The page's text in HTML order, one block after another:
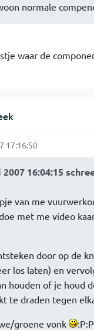
normale
waar de
17:16:50
2007 16:04:15
van me
met me video
door op de
los laten) en
houden of je houd
te draden tegen
groene vonk